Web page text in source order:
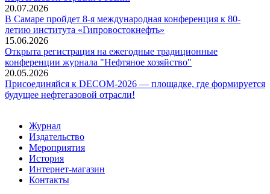
20.07.2026
В Самаре пройдет 8-я международная конференция к 80-
летию института «Гипровостокнефть»
15.06.2026
Открыта регистрация на ежегодные традиционные
конференции журнала "Нефтяное хозяйство"
20.05.2026
Присоединяйся к DECOM-2026 — площадке, где формируется
будущее нефтегазовой отрасли!
Журнал
Издательство
Мероприятия
История
Интернет-магазин
Контакты